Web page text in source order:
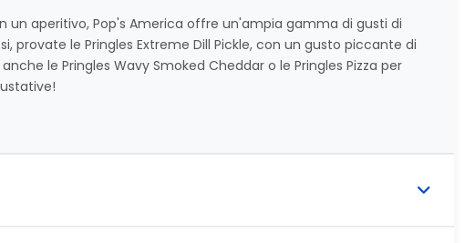
un aperitivo, Pop's America offre un'ampia gamma di gusti di
provate le Pringles Extreme Dill Pickle, con un gusto piccante di
le Pringles Wavy Smoked Cheddar o le Pringles Pizza per